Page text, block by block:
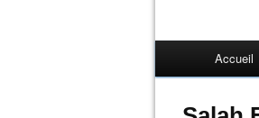
Accueil